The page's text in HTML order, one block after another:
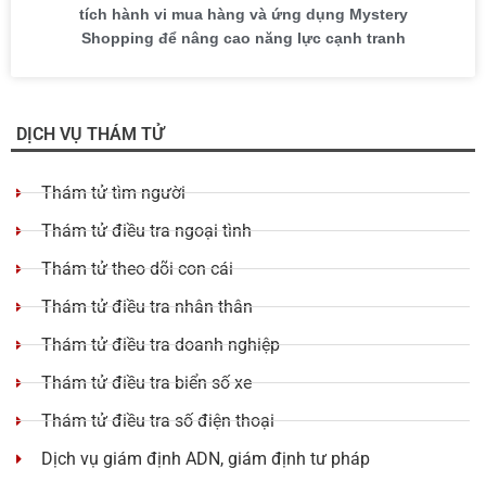
tích hành vi mua hàng và ứng dụng Mystery
Shopping để nâng cao năng lực cạnh tranh
DỊCH VỤ THÁM TỬ
Thám tử tìm người
Thám tử điều tra ngoại tình
Thám tử theo dõi con cái
Thám tử điều tra nhân thân
Thám tử điều tra doanh nghiệp
Thám tử điều tra biển số xe
Thám tử điều tra số điện thoại
Dịch vụ giám định ADN, giám định tư pháp